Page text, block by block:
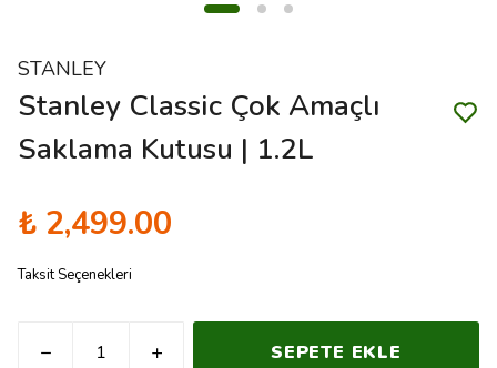
STANLEY
Stanley Classic Çok Amaçlı
Saklama Kutusu | 1.2L
₺ 2,499.00
Taksit Seçenekleri
SEPETE EKLE